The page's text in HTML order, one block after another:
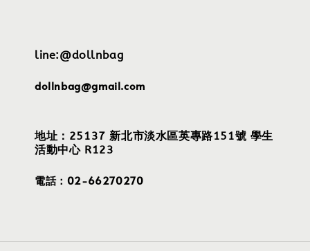
line:@dollnbag
dollnbag@gmail.com
地址：25137 新北市淡水區英專路151號 學生
活動中心 R123
電話：02-66270270